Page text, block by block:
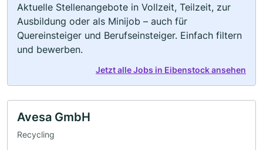
Aktuelle Stellenangebote in Vollzeit, Teilzeit, zur
Ausbildung oder als Minijob – auch für
Quereinsteiger und Berufseinsteiger. Einfach filtern
und bewerben.
Jetzt alle Jobs in Eibenstock ansehen
Avesa GmbH
Recycling